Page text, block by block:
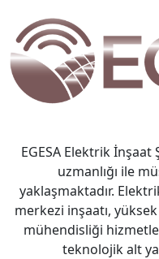
EGESA Elektrik
uzmanlığı ile
yaklaşmaktadır.
merkezi inşaatı,
mühendisliği
teknolojik alt